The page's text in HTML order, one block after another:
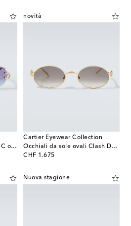
Occhiali da sole Signature C ovali
novità
Cartier Eyewear Collection
Occhiali da sole ovali Clash De Cartier
CHF 1.675
original price
Nuova stagione